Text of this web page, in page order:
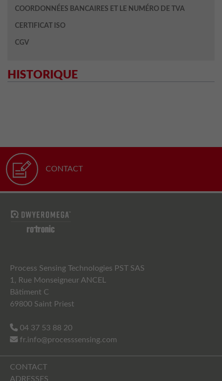
HISTORIQUE
COORDONNÉES BANCAIRES ET LE NUMÉRO DE TVA
CERTIFICAT ISO
CGV
CONTACT
Process Sensing Technologies PST SAS
1, Rue Monseigneur ANCEL
Bâtiment C
69800 Saint Priest
04 37 53 88 20
fr.info@processsensing.com
CONTACT
ADRESSES